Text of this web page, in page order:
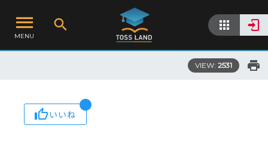
MENU
VIEW: 2531
いいね